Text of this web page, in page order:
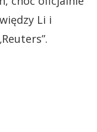
Li i